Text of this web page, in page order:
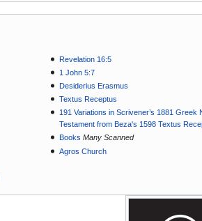
Revelation 16:5
1 John 5:7
Desiderius Erasmus
Textus Receptus
191 Variations in Scrivener’s 1881 Greek
Testament from Beza's 1598 Textus
Books Many Scanned
Agros Church